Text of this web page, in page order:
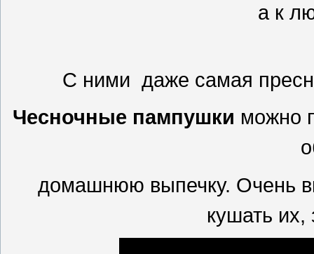
а к
С ними даже самая
Чесночные пампушки можно
домашнюю выпечку. Очень
кушать